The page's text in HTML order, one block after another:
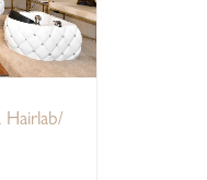
Hairlab/